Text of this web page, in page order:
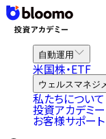
自動運用
米国株・ETF
ウェルスマネジ
私たちについて
投資アカデミー
お客様サポート